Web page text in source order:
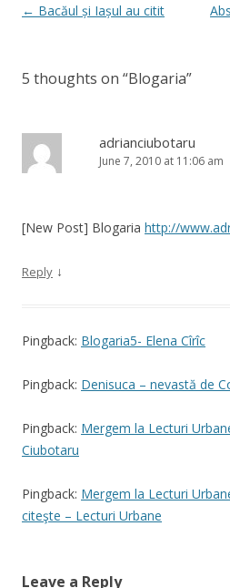
Post
← Bacăul și Iașul au citit
5 thoughts on “Blogaria”
adrianciubotaru
June 7, 2010 at 11:06 am
[New Post] Blogaria http://
Reply ↓
Pingback: Blogaria5- Elena Cîrîc
Pingback: Denisuca – nevastă de
Pingback: Mergem la Lecturi
Ciubotaru
Pingback: Mergem la Lecturi
citeşte – Lecturi Urbane
Leave a Reply